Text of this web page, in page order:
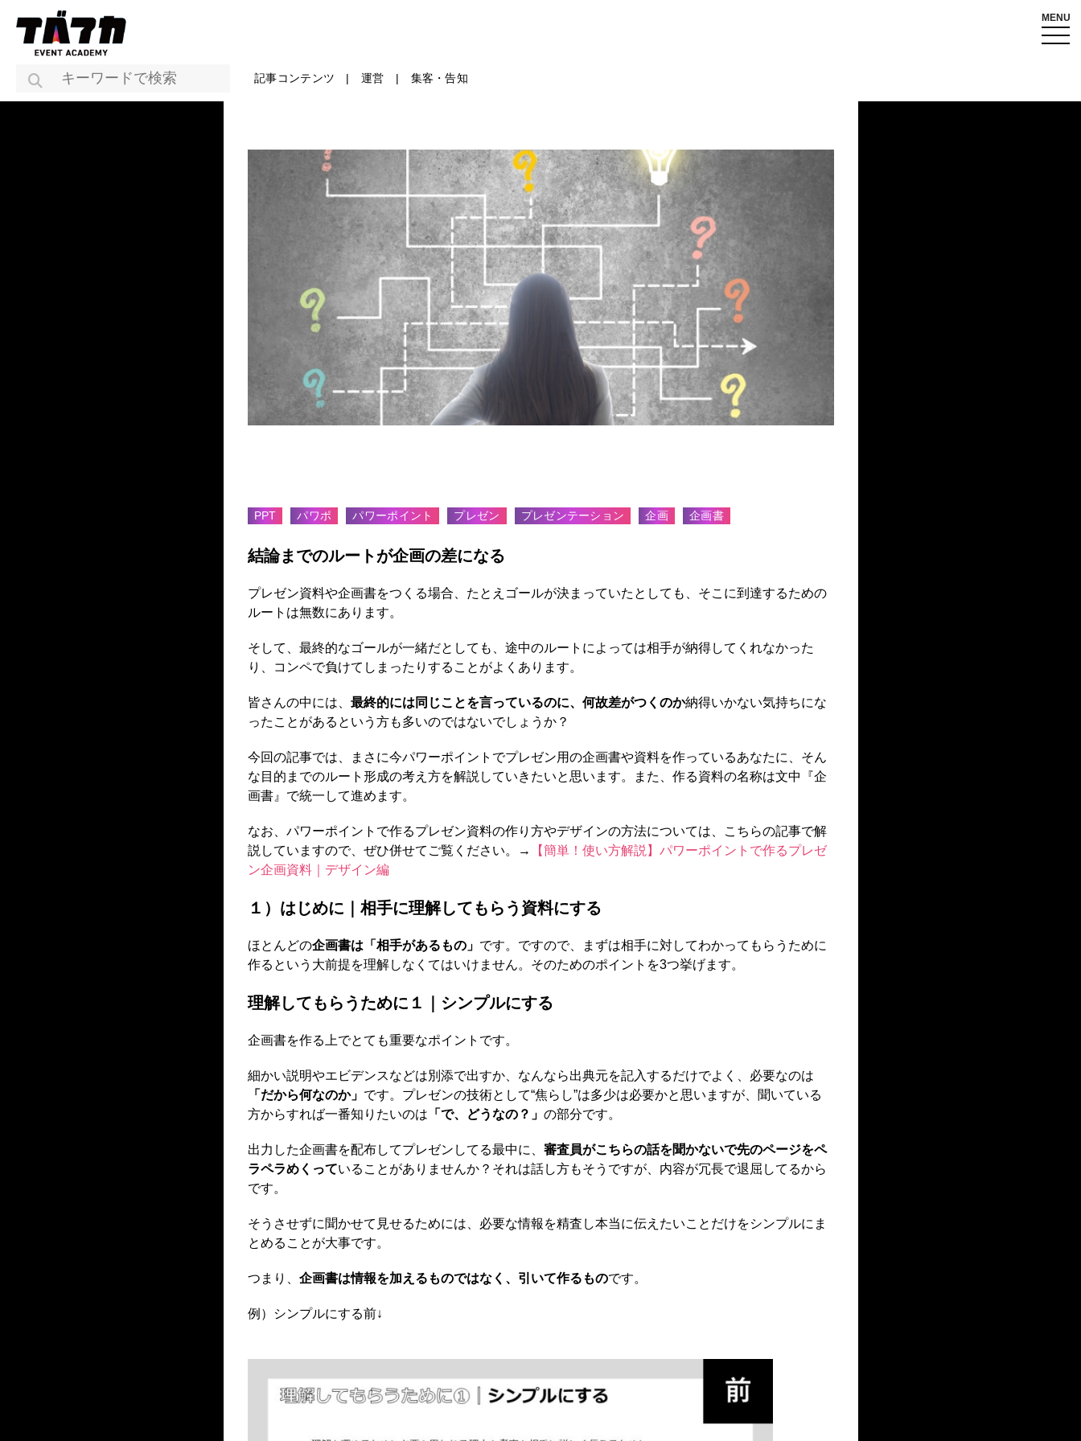
記事コンテンツ | 運営 | 集客・告知
PPT パワポ パワーポイント プレゼン プレゼンテーション 企画 企画書
結論までのルートが企画の差になる
プレゼン資料や企画書をつくる場合、たとえゴールが決まっていたとしても、そこに到達するための
ルートは無数にあります。
そして、最終的なゴールが一緒だとしても、途中のルートによっては相手が納得してくれなかった
り、コンペで負けてしまったりすることがよくあります。
皆さんの中には、 最終的には同じことを言っているのに、何故差がつくのか納得いかない気持ちにな
ったことがあるという方も多いのではないでしょうか？
今回の記事では、まさに今パワーポイントでプレゼン用の企画書や資料を作っているあなたに、そん
な目的までのルート形成の考え方を解説していきたいと思います。また、作る資料の名称は文中『企
画書』で統一して進めます。
なお、パワーポイントで作るプレゼン資料の作り方やデザインの方法については、こちらの記事で解
説していますので、ぜひ併せてご覧ください。→
【簡単！使い方解説】パワーポイントで作るプレゼ
ン企画資料｜デザイン編
１）はじめに｜相手に理解してもらう資料にする
ほとんどの企画書は「相手があるもの」 です。ですので、まずは相手に対してわかってもらうために
作るという大前提を理解しなくてはいけません。そのためのポイントを3つ挙げます。
理解してもらうために１｜シンプルにする
企画書を作る上でとても重要なポイントです。
細かい説明やエビデンスなどは別添で出すか、なんなら出典元を記入するだけでよく、必要なのは
「だから何なのか」 です。プレゼンの技術として“焦らし”は多少は必要かと思いますが、聞いている
方からすれば一番知りたいのは 「で、どうなの？」 の部分です。
出力した企画書を配布してプレゼンしてる最中に、 審査員がこちらの話を聞かないで先のページをペ
ラペラめくっていることがありませんか？それは話し方もそうですが、内容が冗長で退屈してるから
です。
そうさせずに聞かせて見せるためには、必要な情報を精査し本当に伝えたいことだけをシンプルにま
とめることが大事です。
つまり、 企画書は情報を加えるものではなく、引いて作るものです。
例）シンプルにする前↓